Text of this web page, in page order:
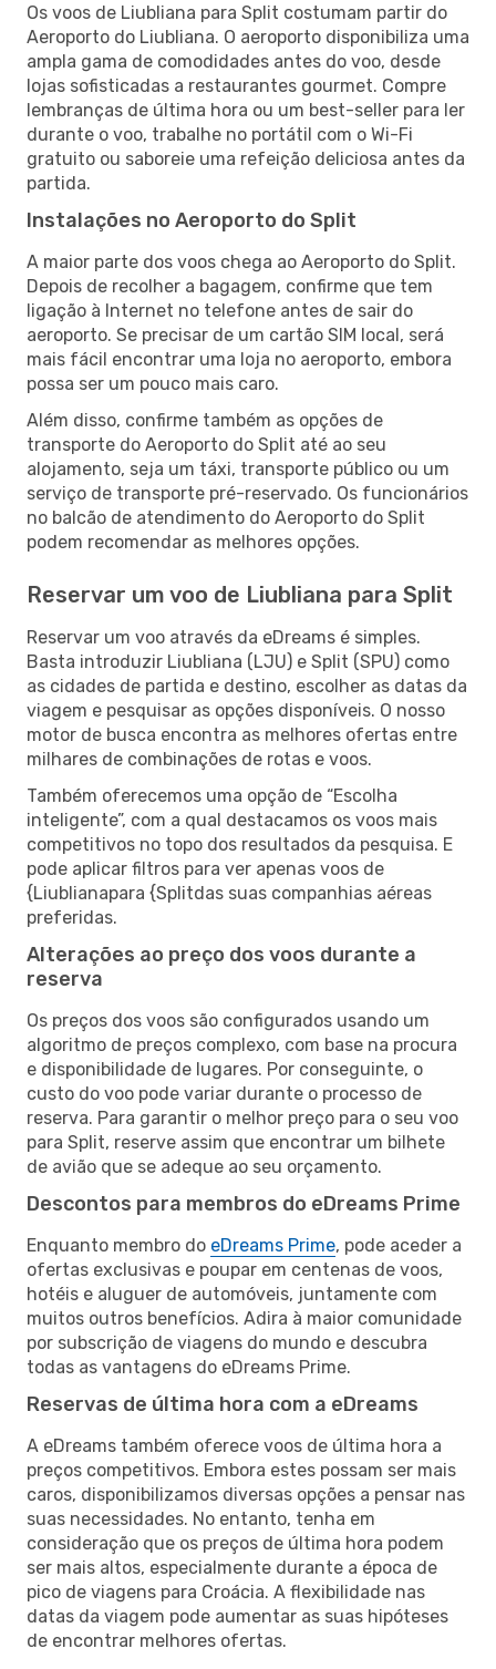
Os voos de Liubliana para Split costumam partir do
Aeroporto do Liubliana. O aeroporto disponibiliza uma
ampla gama de comodidades antes do voo, desde
lojas sofisticadas a restaurantes gourmet. Compre
lembranças de última hora ou um best-seller para ler
durante o voo, trabalhe no portátil com o Wi-Fi
gratuito ou saboreie uma refeição deliciosa antes da
partida.
Instalações no Aeroporto do Split
A maior parte dos voos chega ao Aeroporto do Split.
Depois de recolher a bagagem, confirme que tem
ligação à Internet no telefone antes de sair do
aeroporto. Se precisar de um cartão SIM local, será
mais fácil encontrar uma loja no aeroporto, embora
possa ser um pouco mais caro.
Além disso, confirme também as opções de
transporte do Aeroporto do Split até ao seu
alojamento, seja um táxi, transporte público ou um
serviço de transporte pré-reservado. Os funcionários
no balcão de atendimento do Aeroporto do Split
podem recomendar as melhores opções.
Reservar um voo de Liubliana para Split
Reservar um voo através da eDreams é simples.
Basta introduzir Liubliana (LJU) e Split (SPU) como
as cidades de partida e destino, escolher as datas da
viagem e pesquisar as opções disponíveis. O nosso
motor de busca encontra as melhores ofertas entre
milhares de combinações de rotas e voos.
Também oferecemos uma opção de “Escolha
inteligente”, com a qual destacamos os voos mais
competitivos no topo dos resultados da pesquisa. E
pode aplicar filtros para ver apenas voos de
{Liublianapara {Splitdas suas companhias aéreas
preferidas.
Alterações ao preço dos voos durante a
reserva
Os preços dos voos são configurados usando um
algoritmo de preços complexo, com base na procura
e disponibilidade de lugares. Por conseguinte, o
custo do voo pode variar durante o processo de
reserva. Para garantir o melhor preço para o seu voo
para Split, reserve assim que encontrar um bilhete
de avião que se adeque ao seu orçamento.
Descontos para membros do eDreams Prime
Enquanto membro do eDreams Prime, pode aceder a
ofertas exclusivas e poupar em centenas de voos,
hotéis e aluguer de automóveis, juntamente com
muitos outros benefícios. Adira à maior comunidade
por subscrição de viagens do mundo e descubra
todas as vantagens do eDreams Prime.
Reservas de última hora com a eDreams
A eDreams também oferece voos de última hora a
preços competitivos. Embora estes possam ser mais
caros, disponibilizamos diversas opções a pensar nas
suas necessidades. No entanto, tenha em
consideração que os preços de última hora podem
ser mais altos, especialmente durante a época de
pico de viagens para Croácia. A flexibilidade nas
datas da viagem pode aumentar as suas hipóteses
de encontrar melhores ofertas.